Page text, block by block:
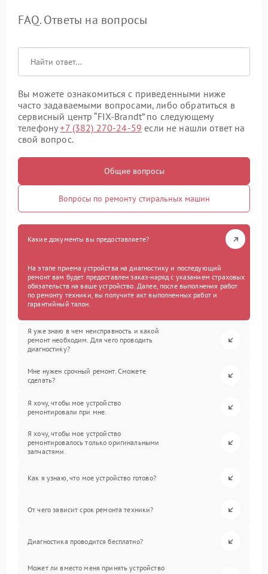
FAQ. Ответы на вопросы
Вы можете ознакомиться с приведенными ниже
часто задаваемыми вопросами, либо обратиться в
сервисный центр “FIX-Brandt” по следующему
телефону+7 (382) 270-24-59 если не нашли ответ на
свой вопрос.
Общие вопросы
Вопросы по ремонту стиральных машин
Какие документы вы предоставляете?
На этапе приема устройства на диагностику и последующий
ремонт вам будет предоставлен заказ-наряд с указанием страховых
обязательств на ваше устройство. Далее, после выполнения работ
по ремонту техники, вы получите акт выполненных работ и
гарантийный талон.
Я уже знаю в чем неисправность и какой
ремонт необходим. Для чего проводить
диагностику?
Мне нужен срочный ремонт. Сможете
сделать?
Я хочу, чтобы мое устройство
ремонтировали при мне.
Я хочу, чтобы мое устройство
ремонтировалось только оригинальными
запчастями.
Как я узнаю, что мое устройство готово?
От чего зависит срок ремонта техники?
Диагностика проводится бесплатно?
Может ли вместо меня принять устройство